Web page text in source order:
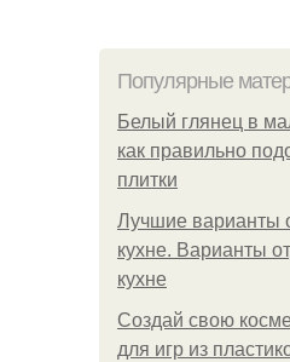
Популярные
Белый глянец в
как правильно
плитки
Лучшие варианты
кухне. Варианты
кухне
Создай свою
для игр из